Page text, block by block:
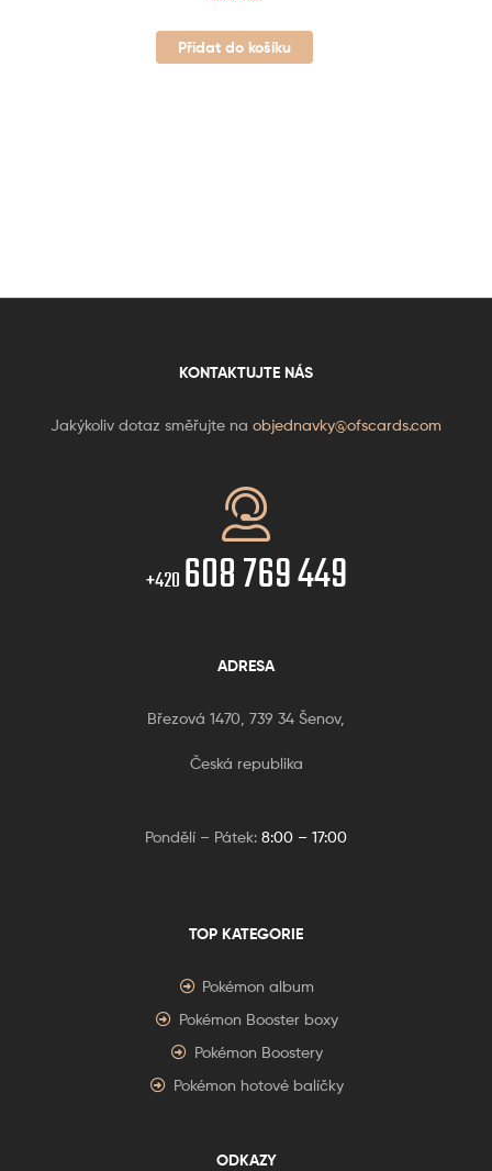
Přidat do košíku
KONTAKTUJTE NÁS
Jakýkoliv dotaz směřujte na objednavky@ofscards.com
+420 608 769 449
ADRESA
Březová 1470, 739 34 Šenov,
Česká republika
Pondělí – Pátek: 8:00 – 17:00
TOP KATEGORIE
Pokémon album
Pokémon Booster boxy
Pokémon Boostery
Pokémon hotové balíčky
ODKAZY